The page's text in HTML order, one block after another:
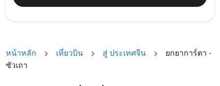
หน้าหลัก เที่ยวบิน สู่ ประเทศจีน
ยกยาการ์ตา -
ซัวเถา